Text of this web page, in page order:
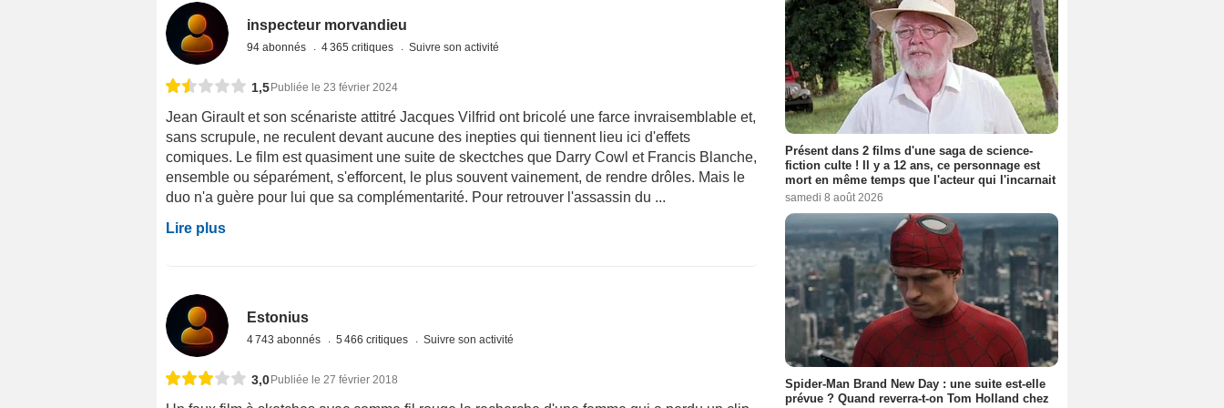
inspecteur morvandieu
94 abonnés 4 365 critiques Suivre son activité
1,5 Publiée le 23 février 2024
Jean Girault et son scénariste attitré Jacques Vilfrid ont bricolé une farce invraisemblable et,
sans scrupule, ne reculent devant aucune des inepties qui tiennent lieu ici d'effets
comiques. Le film est quasiment une suite de skectches que Darry Cowl et Francis Blanche,
ensemble ou séparément, s'efforcent, le plus souvent vainement, de rendre drôles. Mais le
duo n'a guère pour lui que sa complémentarité. Pour retrouver l'assassin du ...
Lire plus
Estonius
4 743 abonnés 5 466 critiques Suivre son activité
3,0 Publiée le 27 février 2018
Présent dans 2 films d'une saga de science-
fiction culte ! Il y a 12 ans, ce personnage est
mort en même temps que l'acteur qui l'incarnait
samedi 8 août 2026
Spider-Man Brand New Day : une suite est-elle
prévue ? Quand reverra-t-on Tom Holland chez